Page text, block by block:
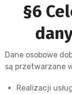
§6
Dane osobowe
są przetwarzane
Realizacji